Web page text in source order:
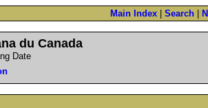
Main Index Search
du Canada
Date